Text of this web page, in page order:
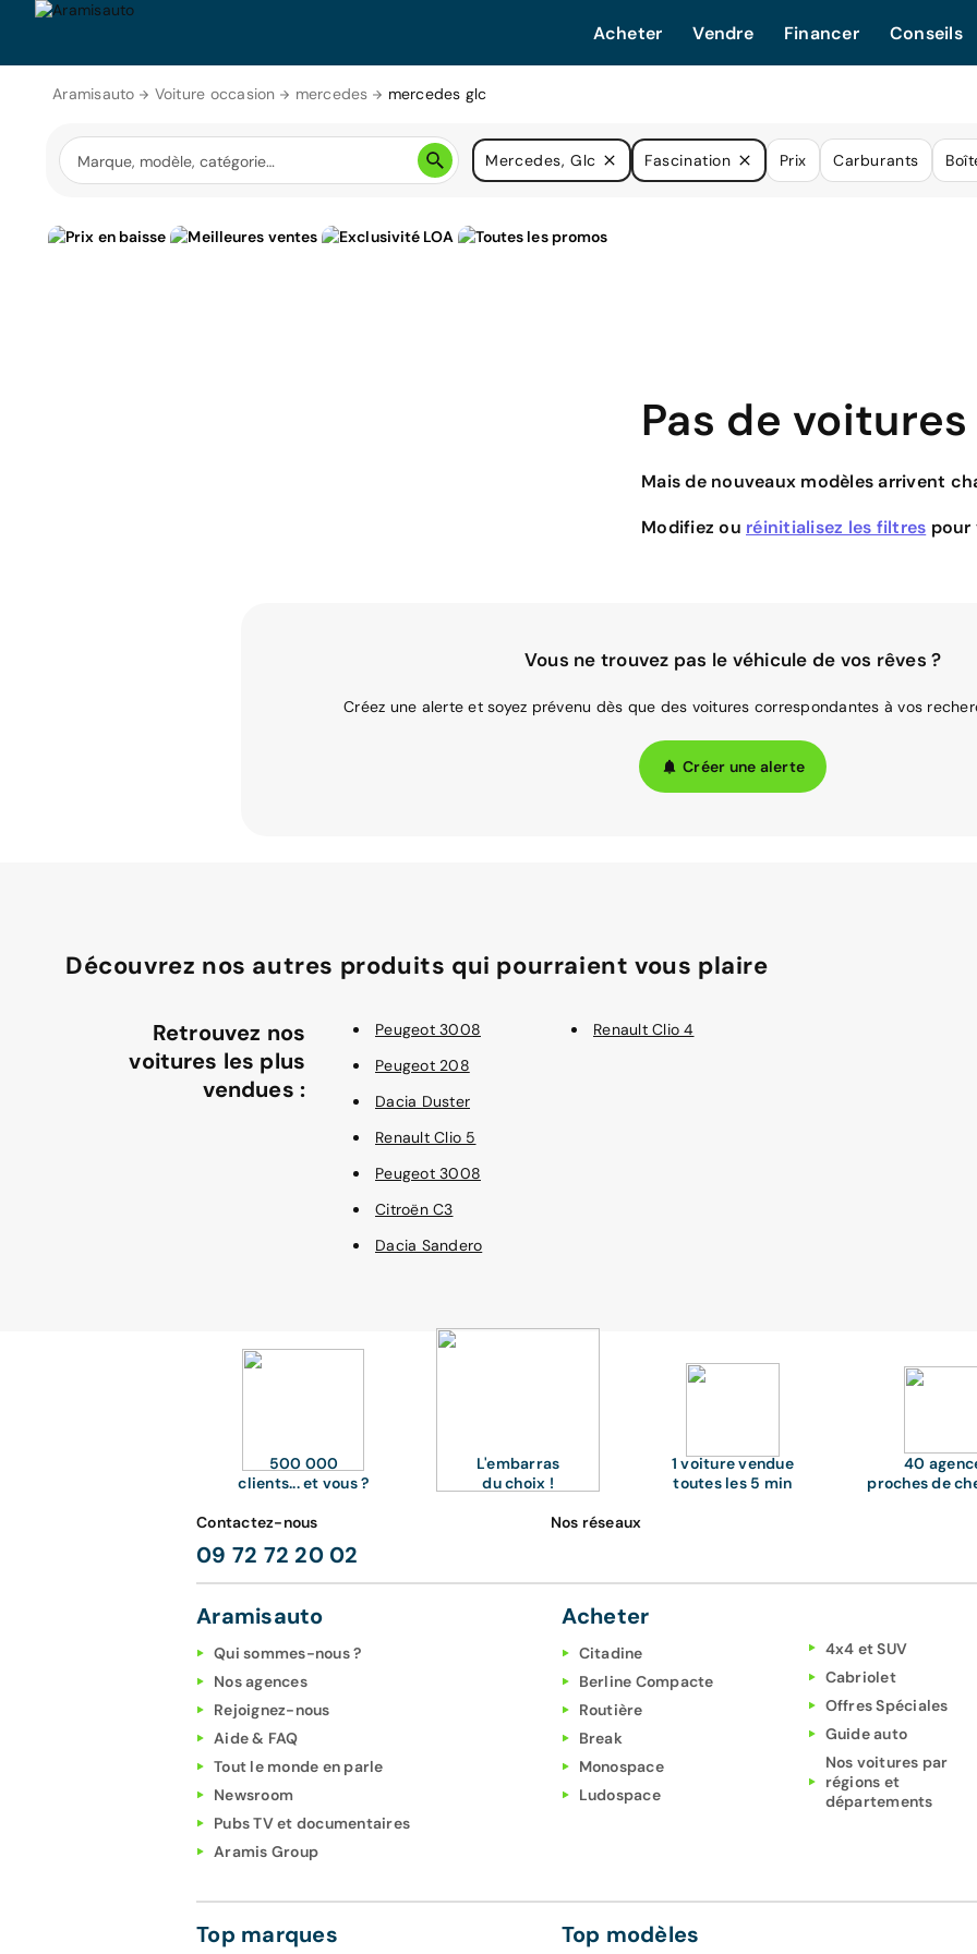
Acheter Vendre Financer Conseils
Aramisauto Voiture occasion mercedes mercedes glc
Mercedes, Glc Fascination Prix Carburants
Pas de
Mais de nouveaux modèles arrivent
Modifiez ou réinitialisez les filtres pour
Vous ne trouvez pas le véhicule de vos rêves ?
Créez une alerte et soyez prévenu dès que des voitures correspondantes à vos
Créer une alerte
Découvrez nos autres produits qui pourraient vous plaire
Retrouvez nos
voitures les plus
vendues :
Peugeot 3008
Peugeot 208
Dacia Duster
Renault Clio 5
Peugeot 3008
Citroën C3
Dacia Sandero
Renault Clio 4
500 000
clients... et vous ?
L'embarras
du choix !
1 voiture vendue
toutes les 5 min
40
proches de
Contactez-nous
09 72 72 20 02
Nos réseaux
Aramisauto
Qui sommes-nous ?
Nos agences
Rejoignez-nous
Aide & FAQ
Tout le monde en parle
Newsroom
Pubs TV et documentaires
Aramis Group
Acheter
Citadine
Berline Compacte
Routière
Break
Monospace
Ludospace
4x4 et SUV
Cabriolet
Offres Spéciales
Guide auto
Nos voitures par
régions et
départements
Top marques Top modèles